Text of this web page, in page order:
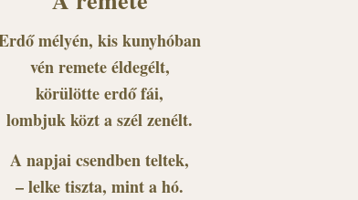
mélyén, kis kunyhóban
vén remete éldegélt,
körülötte erdő fái,
lombjuk közt a szél zenélt.
A napjai csendben teltek,
– lelke tiszta, mint a hó.